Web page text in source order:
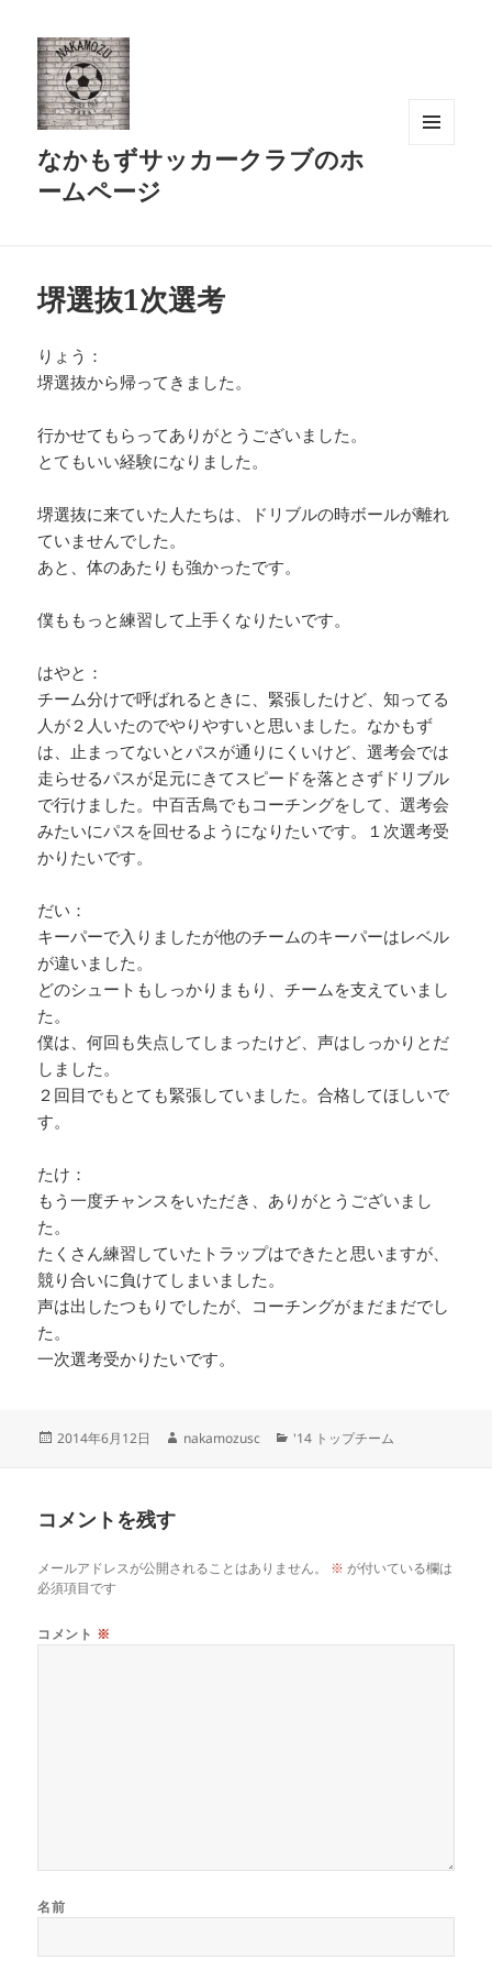
なかもずサッカークラブのホ
ームページ
堺選抜1次選考
りょう：
堺選抜から帰ってきました。
行かせてもらってありがとうございました。
とてもいい経験になりました。
堺選抜に来ていた人たちは、ドリブルの時ボールが離れ
ていませんでした。
あと、体のあたりも強かったです。
僕ももっと練習して上手くなりたいです。
はやと：
チーム分けで呼ばれるときに、緊張したけど、知ってる
人が２人いたのでやりやすいと思いました。なかもず
は、止まってないとパスが通りにくいけど、選考会では
走らせるパスが足元にきてスピードを落とさずドリブル
で行けました。中百舌鳥でもコーチングをして、選考会
みたいにパスを回せるようになりたいです。１次選考受
かりたいです。
だい：
キーパーで入りましたが他のチームのキーパーはレベル
が違いました。
どのシュートもしっかりまもり、チームを支えていまし
た。
僕は、何回も失点してしまったけど、声はしっかりとだ
しました。
２回目でもとても緊張していました。合格してほしいで
す。
たけ：
もう一度チャンスをいただき、ありがとうございまし
た。
たくさん練習していたトラップはできたと思いますが、
競り合いに負けてしまいました。
声は出したつもりでしたが、コーチングがまだまだでし
た。
一次選考受かりたいです。
投
2014年6月12日
作
nakamozusc
カ
'14 トップチーム
コメントを残す
メールアドレスが公開されることはありません。 ※ が付いている欄は
必須項目です
コメント ※
名前